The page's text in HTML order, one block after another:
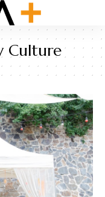
Culture